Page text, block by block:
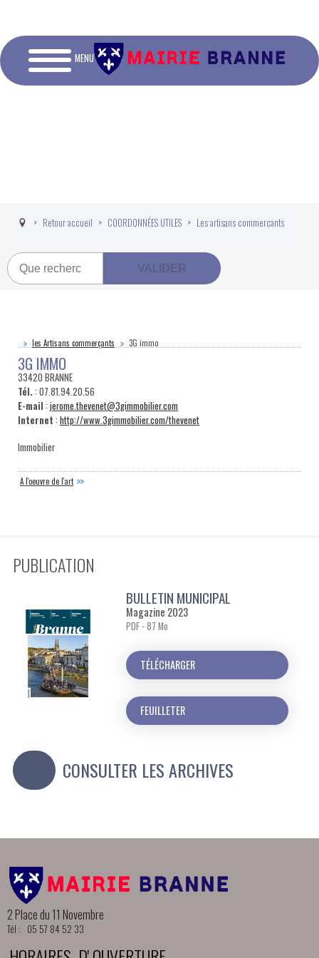
MENU
Retour accueil COORDONNÉES UTILES Les artisans commerçants
Recherche
VALIDER
les Artisans commerçants 3G immo
3G IMMO
33420 BRANNE
Tél. : 07.81.94.20.56
E-mail : jerome.thevenet@3gimmobilier.com
Internet : http://www.3gimmobilier.com/thevenet
Immobilier
A l'oeuvre de l'art
PUBLICATION
BULLETIN MUNICIPAL
Magazine 2023
PDF - 87 Mo
TÉLÉCHARGER
FEUILLETER
CONSULTER LES ARCHIVES
2 Place du 11 Novembre
Tél : 05 57 84 52 33